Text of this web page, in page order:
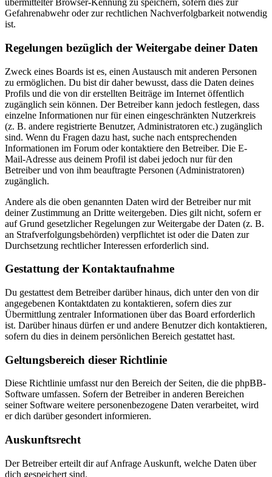
übermittelter Browser-Kennung zu speichern, sofern dies zur
Gefahrenabwehr oder zur rechtlichen Nachverfolgbarkeit notwendig
ist.
Regelungen bezüglich der Weitergabe deiner Daten
Zweck eines Boards ist es, einen Austausch mit anderen Personen
zu ermöglichen. Du bist dir daher bewusst, dass die Daten deines
Profils und die von dir erstellten Beiträge im Internet öffentlich
zugänglich sein können. Der Betreiber kann jedoch festlegen, dass
einzelne Informationen nur für einen eingeschränkten Nutzerkreis
(z. B. andere registrierte Benutzer, Administratoren etc.) zugänglich
sind. Wenn du Fragen dazu hast, suche nach entsprechenden
Informationen im Forum oder kontaktiere den Betreiber. Die E-
Mail-Adresse aus deinem Profil ist dabei jedoch nur für den
Betreiber und von ihm beauftragte Personen (Administratoren)
zugänglich.
Andere als die oben genannten Daten wird der Betreiber nur mit
deiner Zustimmung an Dritte weitergeben. Dies gilt nicht, sofern er
auf Grund gesetzlicher Regelungen zur Weitergabe der Daten (z. B.
an Strafverfolgungsbehörden) verpflichtet ist oder die Daten zur
Durchsetzung rechtlicher Interessen erforderlich sind.
Gestattung der Kontaktaufnahme
Du gestattest dem Betreiber darüber hinaus, dich unter den von dir
angegebenen Kontaktdaten zu kontaktieren, sofern dies zur
Übermittlung zentraler Informationen über das Board erforderlich
ist. Darüber hinaus dürfen er und andere Benutzer dich kontaktieren,
sofern du dies in deinem persönlichen Bereich gestattet hast.
Geltungsbereich dieser Richtlinie
Diese Richtlinie umfasst nur den Bereich der Seiten, die die phpBB-
Software umfassen. Sofern der Betreiber in anderen Bereichen
seiner Software weitere personenbezogene Daten verarbeitet, wird
er dich darüber gesondert informieren.
Auskunftsrecht
Der Betreiber erteilt dir auf Anfrage Auskunft, welche Daten über
dich gespeichert sind.